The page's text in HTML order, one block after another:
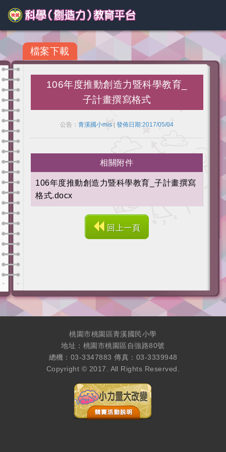
檔案下載
106年度推動創造力暨科學教育_
子計畫撰寫格式
公告：青溪國小mis |發佈日期:2017/05/04
相關附件
106年度推動創造力暨科學教育_子計畫撰寫
格式.docx
回上一頁
桃園市桃園區青溪國民小學
地址：桃園市桃園區自強路80號
總機：03-3347883 傳真：03-3339948
Copyright © 2017. All Rights Reserved.